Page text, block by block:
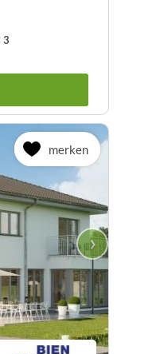
3
merken
›